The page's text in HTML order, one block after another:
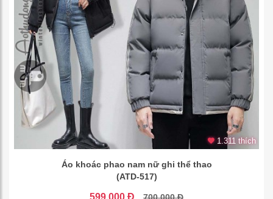
1.311 thích
Áo khoác phao nam nữ ghi thể thao
(ATD-517)
599.000 Đ